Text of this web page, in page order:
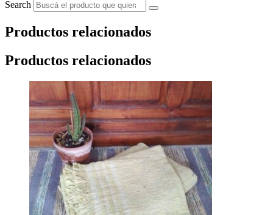
Search
Productos relacionados
Productos relacionados